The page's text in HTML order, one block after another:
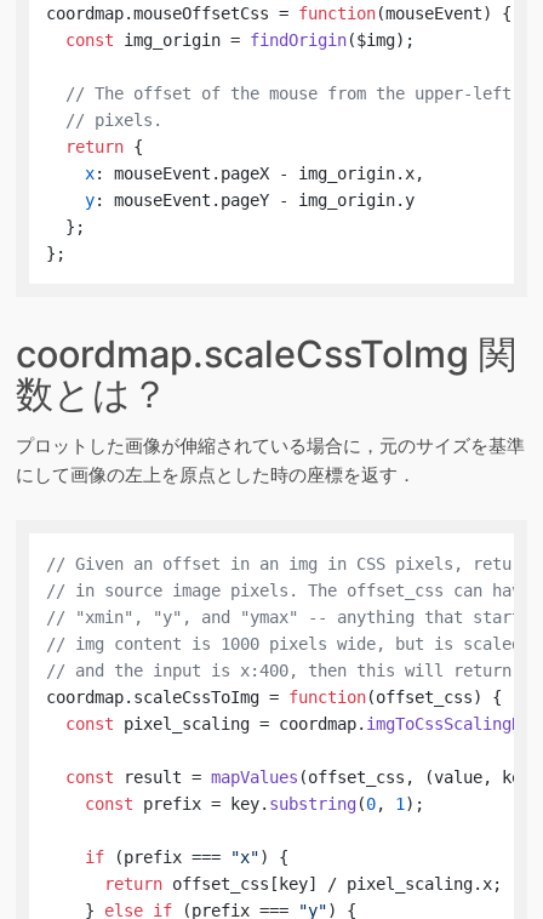
coordmap.mouseOffsetCss = function(mouseEvent) {
const img_origin = findOrigin($img);
// The offset of the mouse from the upper-left
// pixels.
return {
x: mouseEvent. pageX - img_origin. x,
y: mouseEvent. pageY - img_origin.y
  };
};
coordmap.scaleCssToImg 関
数とは？
プロットした画像が伸縮されている場合に，元のサイズを基準
にして画像の左上を原点とした時の座標を返す．
// Given an offset in an img in CSS pixels, return
// in source image pixels. The offset_css can
// "xmin", "y", and "ymax" -- anything that
// img content is 1000 pixels wide, but is scaled
// and the input is x:400, then this will return
coordmap. scaleCssToImg = function(offset_css) {
const pixel_scaling = coordmap.
const result = mapValues (offset_css, (value, key
const prefix = key. substring(0, 1 );
if (prefix === "x") {
return offset_css[key] / pixel_scaling. x;
    }
else if (prefix === "y") {